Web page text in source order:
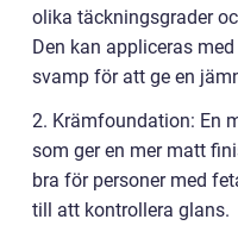
olika täckningsgrader
Den kan appliceras
svamp för att ge en
2. Krämfoundation: En
som ger en mer matt
bra för personer med
till att kontrollera glans.